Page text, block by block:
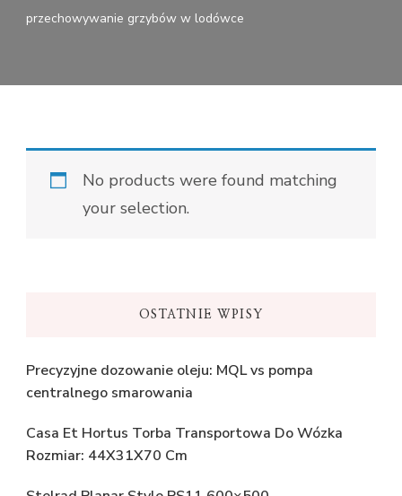
przechowywanie grzybów w lodówce
No products were found matching
your selection.
OSTATNIE WPISY
Precyzyjne dozowanie oleju: MQL vs pompa
centralnego smarowania
Casa Et Hortus Torba Transportowa Do Wózka
Rozmiar: 44X31X70 Cm